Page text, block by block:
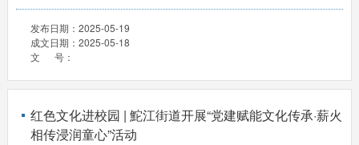
发布日期： 2025-05-19
成文日期： 2025-05-18
文 号：
红色文化进校园 | 鮀江街道开展“党建赋能文化传承·薪火
相传浸润童心”活动